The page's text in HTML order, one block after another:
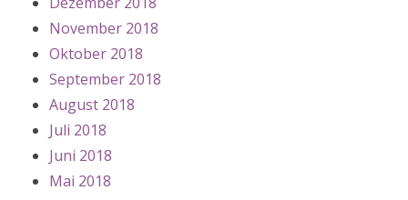
November 2018
Oktober 2018
September 2018
August 2018
Juli 2018
Juni 2018
Mai 2018